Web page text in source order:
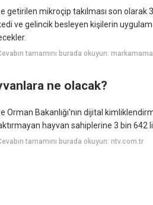
getirilen mikroçip takılması son olarak
ve gelincik besleyen kişilerin
tamamını burada okuyun:
ne olacak?
Orman Bakanlığı'nın dijital
hayvan sahiplerine 3 bin 642
tamamını burada okuyun: ntv.com.tr